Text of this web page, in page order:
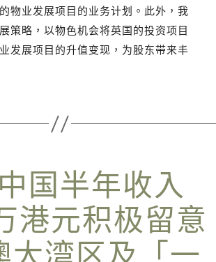
物业发展项目的业务计划。此外，我
策略，以物色机会将英国的投资项目
发展项目的升值变现，为股东带来丰
国半年收入
港元积极留意